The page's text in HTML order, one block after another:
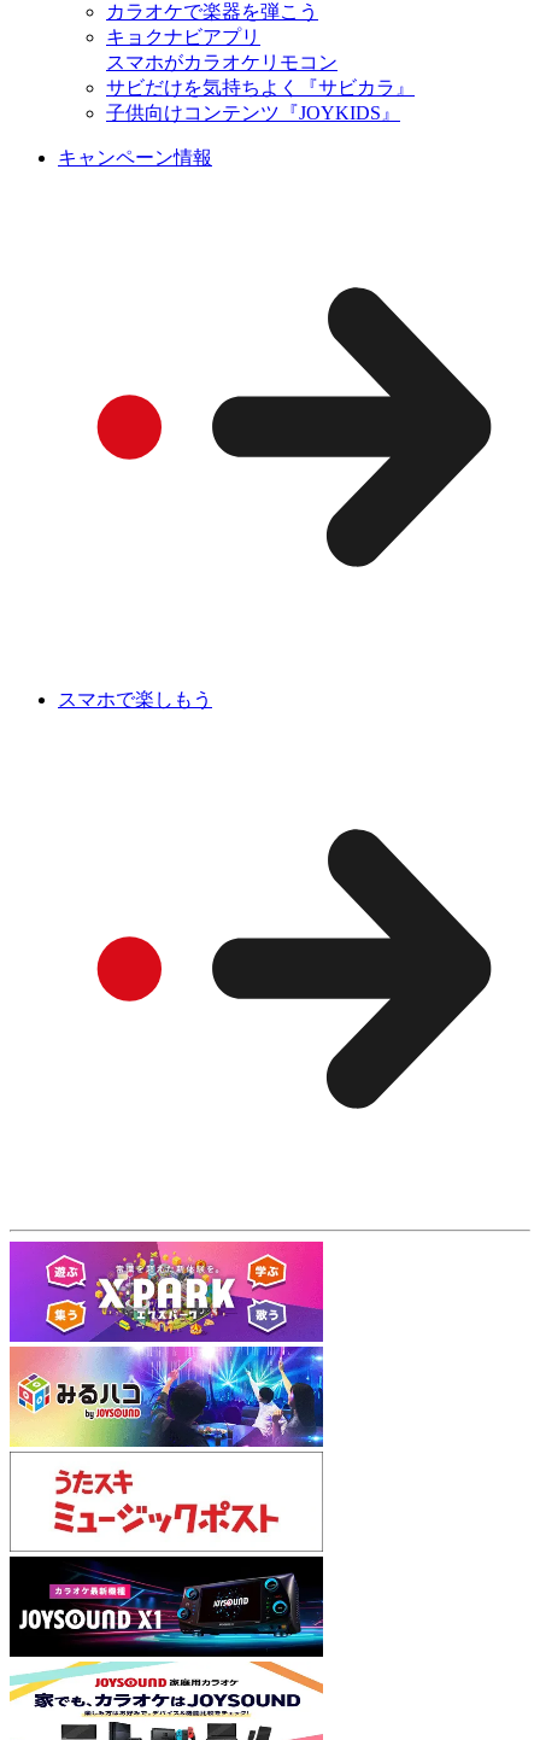
カラオケで楽器を弾こう
キョクナビアプリ
スマホがカラオケリモコン
サビだけを気持ちよく『サビカラ』
子供向けコンテンツ『JOYKIDS』
キャンペーン情報
スマホで楽しもう